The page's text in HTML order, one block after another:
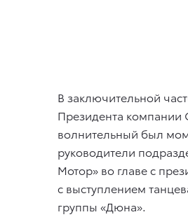
В заключительной
Президента
волнительный был
руководители
Мотор» во главе с
с выступлением
группы «Дюна».